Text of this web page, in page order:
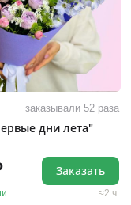
заказывали 52 раза
дни лета"
2 ч.
Заказать